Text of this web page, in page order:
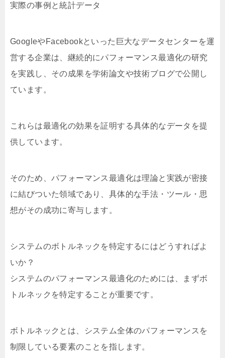
実際の事例と統計データ
GoogleやFacebookといった巨大なデータセンターを運
営する企業は、継続的にパフォーマンス最適化の研究
を実践し、その成果を学術論文や技術ブログで公開し
ています。
これらは最適化の効果を証明する具体的なデータを提
供しています。
そのため、パフォーマンス最適化は理論と実践が密接
に結びついた領域であり、具体的な手法・ツール・思
想がその成功に寄与します。
システムのボトルネックを特定するにはどうすればよ
いか？
システムのパフォーマンス最適化のためには、まずボ
トルネックを特定することが重要です。
ボトルネックとは、システム全体のパフォーマンスを
制限している要素のことを指します。